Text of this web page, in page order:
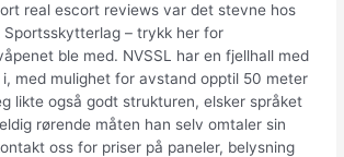
real escort reviews var det stevne hos
Sportsskytterlag – trykk her for
ble med. NVSSL har en fjellhall med
med mulighet for avstand opptil 50 meter
likte også godt strukturen, elsker språket
rørende måten han selv omtaler sin
oss for priser på paneler, belysning